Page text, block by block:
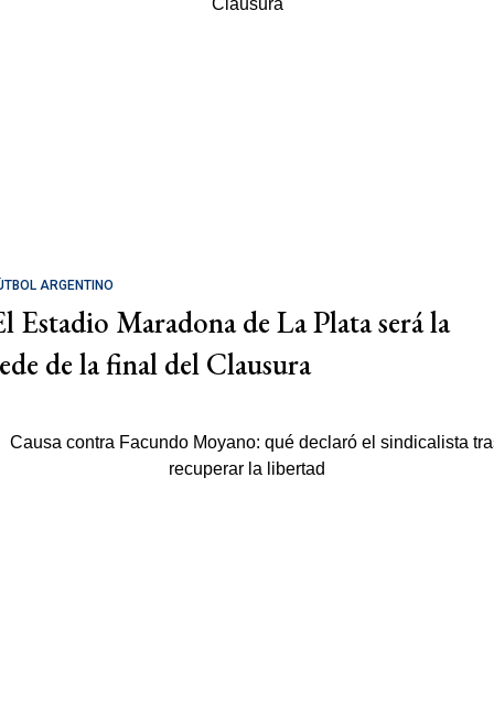
ARGENTINO
Estadio Maradona de La Plata será la
de la final del Clausura